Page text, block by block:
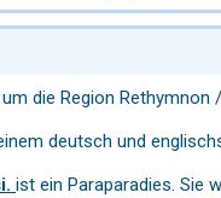
die Region Rethymnon
deutsch und
ist ein Paraparadies. Sie